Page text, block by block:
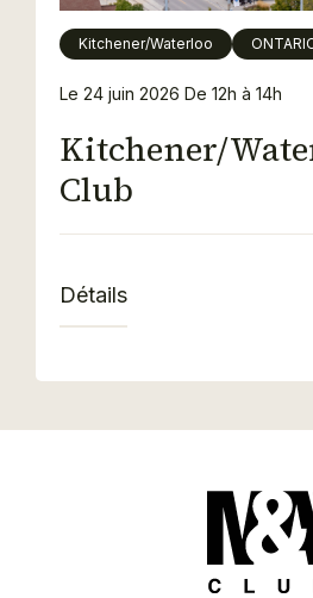
Kitchener/
Club
Le 24 juin 2026 De 12h à 14h
Kitchener/Waterloo
Détails